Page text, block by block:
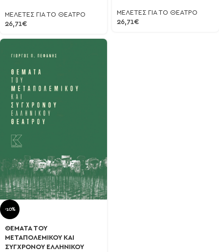
ΜΕΛΕΤΕΣ ΓΙΑ ΤΟ ΘΕΑΤΡΟ
26,71€
ΜΕΛΕΤΕΣ ΓΙΑ ΤΟ ΘΕΑΤΡΟ
26,71€
-10%
ΘΕΜΑΤΑ ΤΟΥ
ΜΕΤΑΠΟΛΕΜΙΚΟΥ ΚΑΙ
ΣΥΓΧΡΟΝΟΥ ΕΛΛΗΝΙΚΟΥ